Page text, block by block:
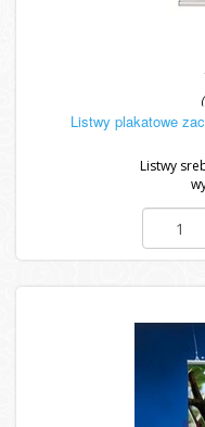
Listwy plakatowe
Listwy